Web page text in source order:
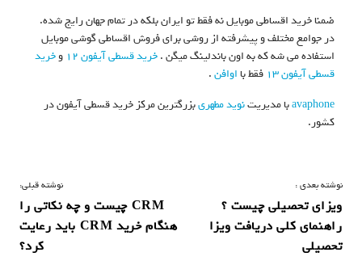
ضمنا خرید اقساطی موبایل نه فقط تو ایران بلکه در تمام جهان رایج شده.
در جوامع مختلف و پیشرفته از روشی برای فروش اقساطی گوشی موبایل
استفاده می شه که به اون باندلینگ میگن .خرید قسطی آیفون 12 وخرید
قسطی آیفون 13
فقط بااوافن.
avaphoneبا مدیریتنوید مطهریبزرگترین مرکز خرید قسطی آیفون در
کشور.
ر
ا
ه
نوشته قبلی:
CRM چیست و چه نکاتی را
هنگام خرید CRM باید رعایت
کرد؟
نوشته بعدی :
ویزای تحصیلی چیست ؟
راهنمای کلی دریافت ویزا
تحصیلی